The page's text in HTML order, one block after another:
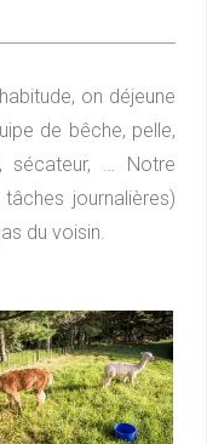
on déjeune
de bêche, pelle,
sécateur, … Notre
journalières)
du voisin.